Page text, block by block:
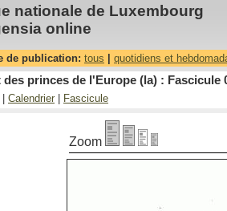
nationale de Luxembourg
online
de publication: tous quotidiens et
princes de l'Europe (la) : Fascicule
Calendrier Fascicule
Zoom